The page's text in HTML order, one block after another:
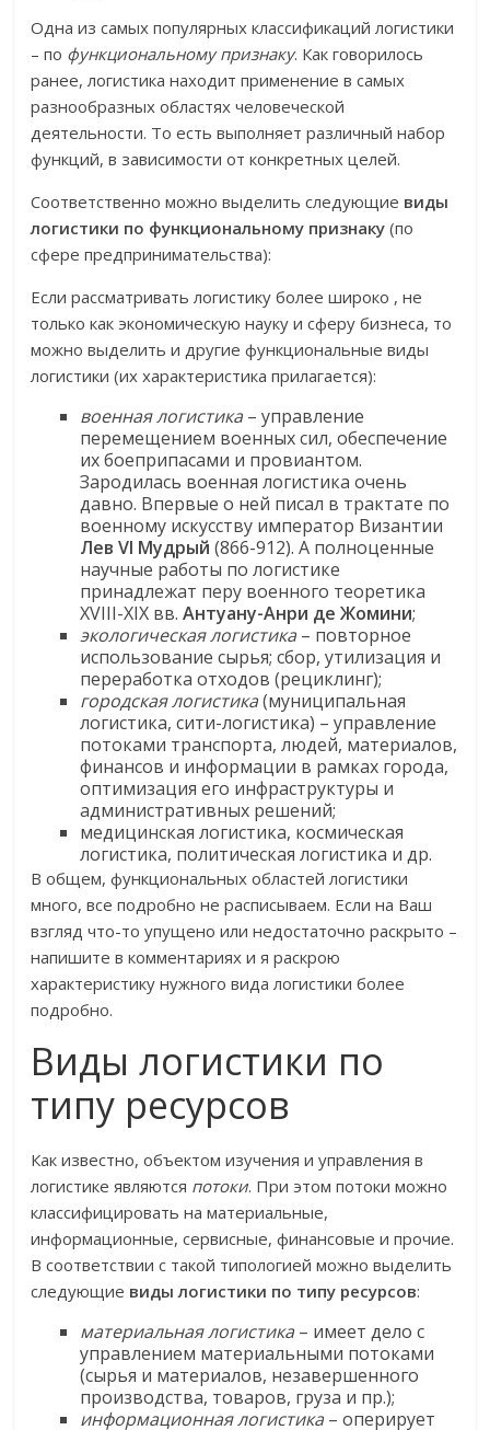
Одна из самых популярных классификаций логистики
– по функциональному признаку. Как говорилось
ранее, логистика находит применение в самых
разнообразных областях человеческой
деятельности. То есть выполняет различный набор
функций, в зависимости от конкретных целей.
Соответственно можно выделить следующие виды
логистики по функциональному признаку (по
сфере предпринимательства):
Если рассматривать логистику более широко , не
только как экономическую науку и сферу бизнеса, то
можно выделить и другие функциональные виды
логистики (их характеристика прилагается):
военная логистика – управление
перемещением военных сил, обеспечение
их боеприпасами и провиантом.
Зародилась военная логистика очень
давно. Впервые о ней писал в трактате по
военному искусству император Византии
Лев VI Мудрый (866-912). А полноценные
научные работы по логистике
принадлежат перу военного теоретика
XVIII-XIX вв.Антуану-Анри де Жомини;
экологическая логистика – повторное
использование сырья; сбор, утилизация и
переработка отходов (рециклинг);
городская логистика(муниципальная
логистика, сити-логистика) – управление
потоками транспорта, людей, материалов,
финансов и информации в рамках города,
оптимизация его инфраструктуры и
административных решений;
медицинская логистика, космическая
логистика, политическая логистика и др.
В общем, функциональных областей логистики
много, все подробно не расписываем. Если на Ваш
взгляд что-то упущено или недостаточно раскрыто –
напишите в комментариях и я раскрою
характеристику нужного вида логистики более
подробно.
Виды логистики по
типу ресурсов
Как известно, объектом изучения и управления в
логистике являются потоки. При этом потоки можно
классифицировать на материальные,
информационные, сервисные, финансовые и прочие.
В соответствии с такой типологией можно выделить
следующие виды логистики по типу ресурсов:
материальная логистика – имеет дело с
управлением материальными потоками
(сырья и материалов, незавершенного
производства, товаров, груза и пр.);
информационная логистика – оперирует